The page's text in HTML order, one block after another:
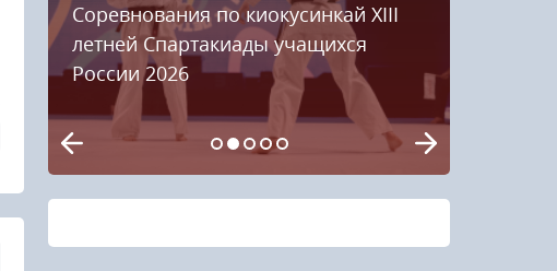
Соревнования по киокусинкай XIII
летней Спартакиады учащихся
России 2026